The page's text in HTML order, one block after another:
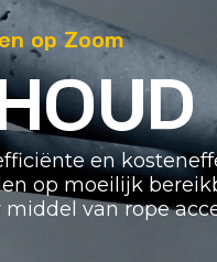
op Zoom
en
op moeilijk
van rope